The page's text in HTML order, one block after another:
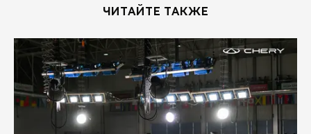
ЧИТАЙТЕ ТАКЖЕ